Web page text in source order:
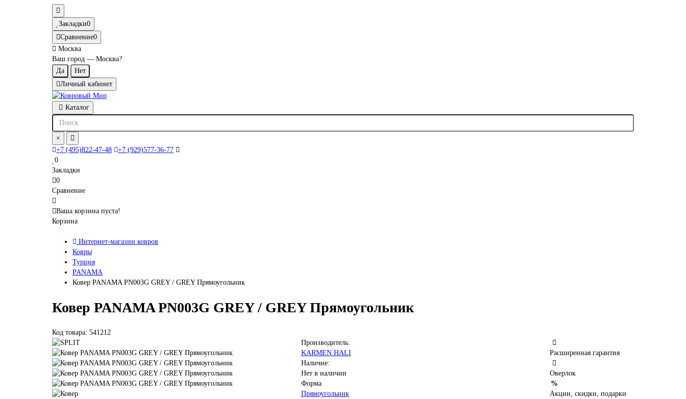
Закладки0
Сравнение0
Москва
Ваш город — Москва?
Личный кабинет
Каталог
×
+7 (495)822-47-48
+7 (929)577-36-77
0
Закладки
0
Сравнение
Ваша корзина пуста!
Корзина
Интернет-магазин ковров
Ковры
Турция
PANAMA
Ковер PANAMA PN003G GREY / GREY Прямоугольник
Ковер PANAMA PN003G GREY / GREY Прямоугольник
Код товара: 541212
Производитель:
KARMEN HALI
Наличие:
Нет в наличии
Форма
Прямоугольник
Расширенная гарантия
Оверлок
Акции, скидки, подарки